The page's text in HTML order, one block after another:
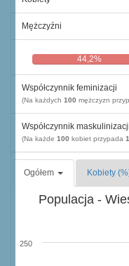
Mężczyźni
44,2%
Współczynnik feminizacji
(Na każdych 100 mężczyzn
Współczynnik maskulinizacji
(Na każde 100 kobiet przypada
Ogółem Kobiety
Populacja -
250